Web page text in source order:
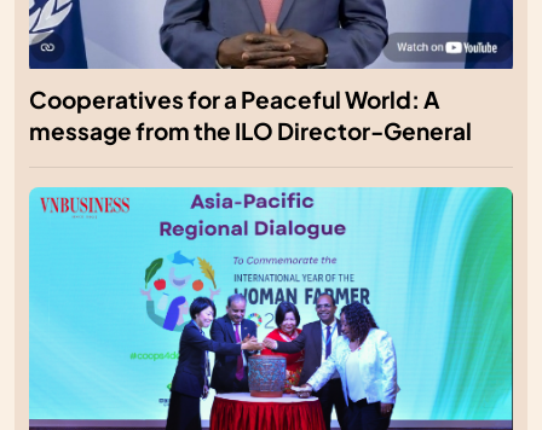
Cooperatives for a Peaceful World: A
message from the ILO Director-General